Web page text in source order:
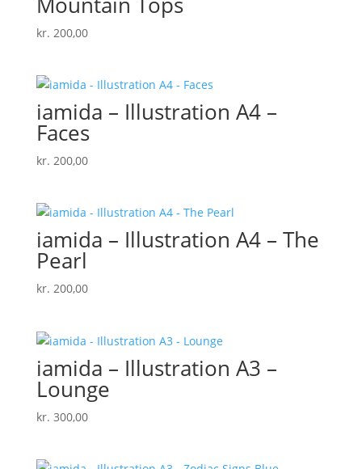
kr. 200,00
iamida – Illustration A4 –
Faces
kr. 200,00
iamida – Illustration A4 – The
Pearl
kr. 200,00
iamida – Illustration A3 –
Lounge
kr. 300,00